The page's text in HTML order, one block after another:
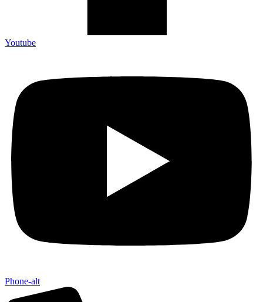
Youtube
Phone-alt